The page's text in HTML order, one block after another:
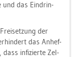
und das Ein­drin­
der
das An­hef­
dass in­fi­zier­te Zel­